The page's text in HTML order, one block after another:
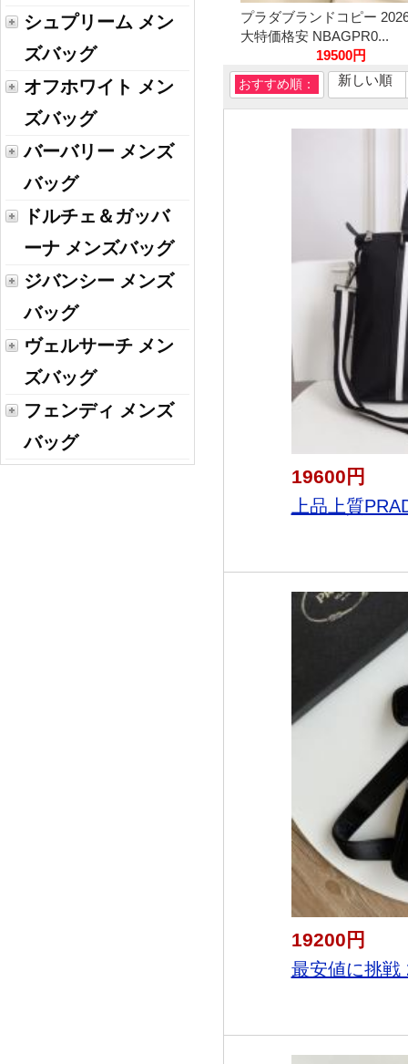
シュプリーム メン
ズバッグ
オフホワイト メン
ズバッグ
バーバリー メンズ
バッグ
ドルチェ＆ガッバ
ーナ メンズバッグ
ジバンシー メンズ
バッグ
ヴェルサーチ メン
ズバッグ
フェンディ メンズ
バッグ
プラダブランドコピー
大特価格安 NBAGPR0...
19500円
おすすめ順： 新しい順
19600円
上品上質
19200円
最安値に挑戦